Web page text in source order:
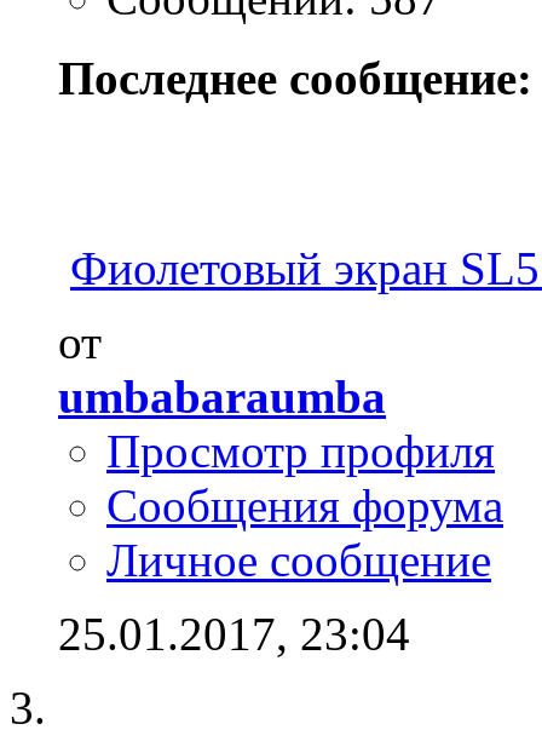
Последнее сообщение:
Фиолетовый экран
от
umbabaraumba
Просмотр профиля
Сообщения форума
Личное сообщение
25.01.2017, 23:04